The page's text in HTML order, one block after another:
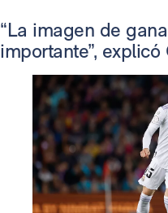
“La imagen de
importante”, explicó